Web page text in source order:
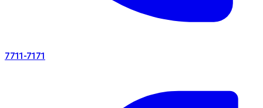
7711-7171